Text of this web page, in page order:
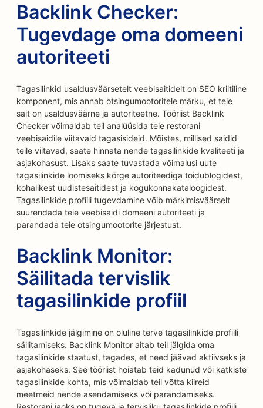
Backlink Checker:
Tugevdage oma domeeni
autoriteeti
Tagasilinkid usaldusväärsetelt veebisaitidelt on SEO kriitiline
komponent, mis annab otsingumootoritele märku, et teie
sait on usaldusväärne ja autoriteetne. Tööriist Backlink
Checker võimaldab teil analüüsida teie restorani
veebisaidile viitavaid tagasisideid. Mõistes, millised saidid
teile viitavad, saate hinnata nende tagasilinkide kvaliteeti ja
asjakohasust. Lisaks saate tuvastada võimalusi uute
tagasilinkide loomiseks kõrge autoriteediga toidublogidest,
kohalikest uudistesaitidest ja kogukonnakataloogidest.
Tagasilinkide profiili tugevdamine võib märkimisväärselt
suurendada teie veebisaidi domeeni autoriteeti ja
parandada teie otsingumootorite järjestust.
Backlink Monitor:
Säilitada tervislik
tagasilinkide profiil
Tagasilinkide jälgimine on oluline terve tagasilinkide profiili
säilitamiseks. Backlink Monitor aitab teil jälgida oma
tagasilinkide staatust, tagades, et need jäävad aktiivseks ja
asjakohaseks. See tööriist hoiatab teid kadunud või katkiste
tagasilinkide kohta, mis võimaldab teil võtta kiireid
meetmeid nende asendamiseks või parandamiseks.